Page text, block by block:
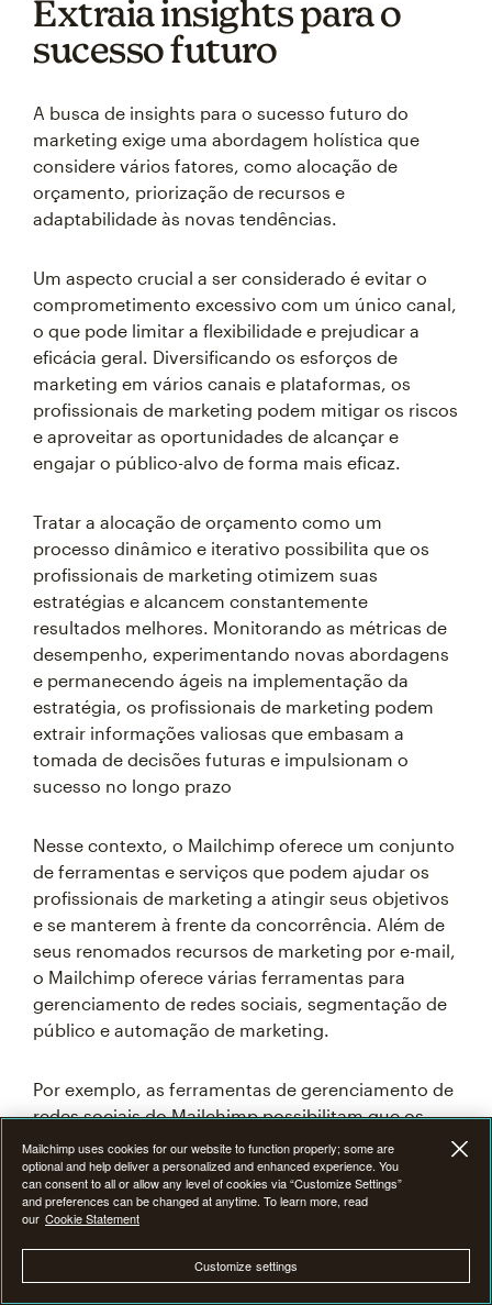
Extraia insights para o
sucesso futuro
A busca de insights para o sucesso futuro do
marketing exige uma abordagem holística que
considere vários fatores, como alocação de
orçamento, priorização de recursos e
adaptabilidade às novas tendências.
Um aspecto crucial a ser considerado é evitar o
comprometimento excessivo com um único canal,
o que pode limitar a flexibilidade e prejudicar a
eficácia geral. Diversificando os esforços de
marketing em vários canais e plataformas, os
profissionais de marketing podem mitigar os riscos
e aproveitar as oportunidades de alcançar e
engajar o público-alvo de forma mais eficaz.
Tratar a alocação de orçamento como um
processo dinâmico e iterativo possibilita que os
profissionais de marketing otimizem suas
estratégias e alcancem constantemente
resultados melhores. Monitorando as métricas de
desempenho, experimentando novas abordagens
e permanecendo ágeis na implementação da
estratégia, os profissionais de marketing podem
extrair informações valiosas que embasam a
tomada de decisões futuras e impulsionam o
sucesso no longo prazo
Nesse contexto, o Mailchimp oferece um conjunto
de ferramentas e serviços que podem ajudar os
profissionais de marketing a atingir seus objetivos
e se manterem à frente da concorrência. Além de
seus renomados recursos de marketing por e-mail,
o Mailchimp oferece várias ferramentas para
gerenciamento de redes sociais, segmentação de
público e automação de marketing.
Por exemplo, as ferramentas de gerenciamento de
redes sociais do Mailchimp possibilitam que os
profissionais de marketing otimizem seus esforços
em várias plataformas, enquanto os recursos de
segmentação de público possibilitam campanhas
mais direcionadas e personalizadas. Os recursos
de automação de marketing do Mailchimp
capacitam os profissionais de marketing a
automatizar tarefas repetitivas, estimular leads e
Mailchimp uses cookies for our website to function properly; some are
optional and help deliver a personalized and enhanced experience. You
can consent to all or allow any level of cookies via “Customize Settings”
and preferences can be changed at anytime. To learn more, read
our Cookie Statement
Customize settings